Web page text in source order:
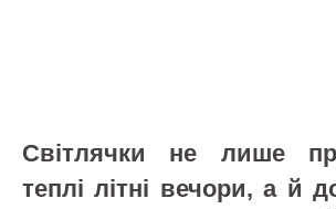
Світлячки не лише
теплі літні вечори, а й